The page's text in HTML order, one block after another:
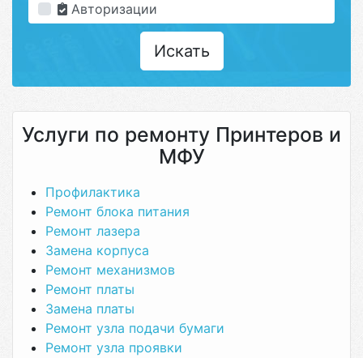
Авторизации
Искать
Услуги по ремонту Принтеров и
МФУ
Профилактика
Ремонт блока питания
Ремонт лазера
Замена корпуса
Ремонт механизмов
Ремонт платы
Замена платы
Ремонт узла подачи бумаги
Ремонт узла проявки